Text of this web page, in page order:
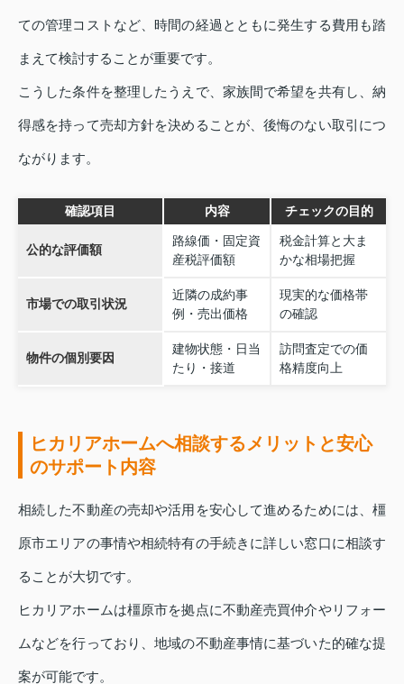
ての管理コストなど、時間の経過とともに発生する費用も踏
まえて検討することが重要です。
こうした条件を整理したうえで、家族間で希望を共有し、納
得感を持って売却方針を決めることが、後悔のない取引につ
ながります。
確認項目 内容 チェックの目的
公的な評価額
路線価・固定資
産税評価額
税金計算と大ま
かな相場把握
市場での取引状況
近隣の成約事
例・売出価格
現実的な価格帯
の確認
物件の個別要因
建物状態・日当
たり・接道
訪問査定での価
格精度向上
ヒカリアホームへ相談するメリットと安心
のサポート内容
相続した不動産の売却や活用を安心して進めるためには、橿
原市エリアの事情や相続特有の手続きに詳しい窓口に相談す
ることが大切です。
ヒカリアホームは橿原市を拠点に不動産売買仲介やリフォー
ムなどを行っており、地域の不動産事情に基づいた的確な提
案が可能です。